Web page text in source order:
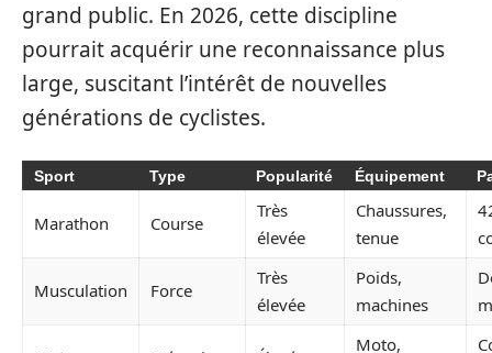
grand public. En 2026, cette discipline
pourrait acquérir une reconnaissance plus
large, suscitant l’intérêt de nouvelles
générations de cyclistes.
Sport Type Popularité Équipement
Marathon Course
Très
élevée
Chaussures,
tenue
Musculation Force
Très
élevée
Poids,
machines
Moto,